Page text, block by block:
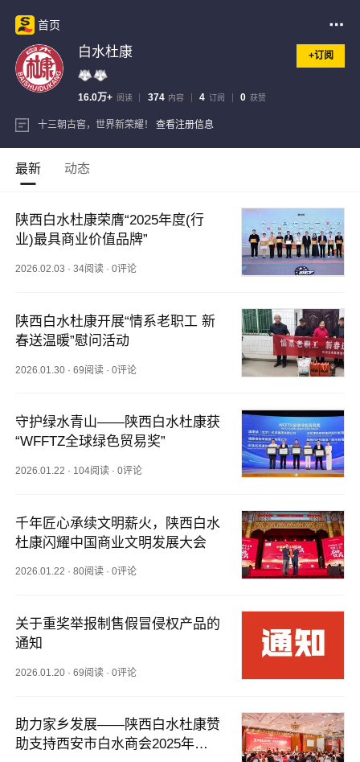
首页
白水杜康 +订阅
16.0万+ 阅读 374 内容 4 订阅 0 获赞
十三朝古窖，世界新荣耀！ 查看注册信息
最新 动态
陕西白水杜康荣膺“2025年度(行
业)最具商业价值品牌”
2026.02.03 ·34阅读 ·0评论
陕西白水杜康开展“情系老职工 新
春送温暖”慰问活动
2026.01.30 ·69阅读 ·0评论
守护绿水青山——陕西白水杜康获
“WFFTZ全球绿色贸易奖”
2026.01.22 · 104阅读 ·0评论
千年匠心承续文明薪火，陕西白水
杜康闪耀中国商业文明发展大会
2026.01.22 ·80阅读 ·0评论
关于重奖举报制售假冒侵权产品的
通知
2026.01.20 ·69阅读 ·0评论
助力家乡发展——陕西白水杜康赞
助支持西安市白水商会2025年度